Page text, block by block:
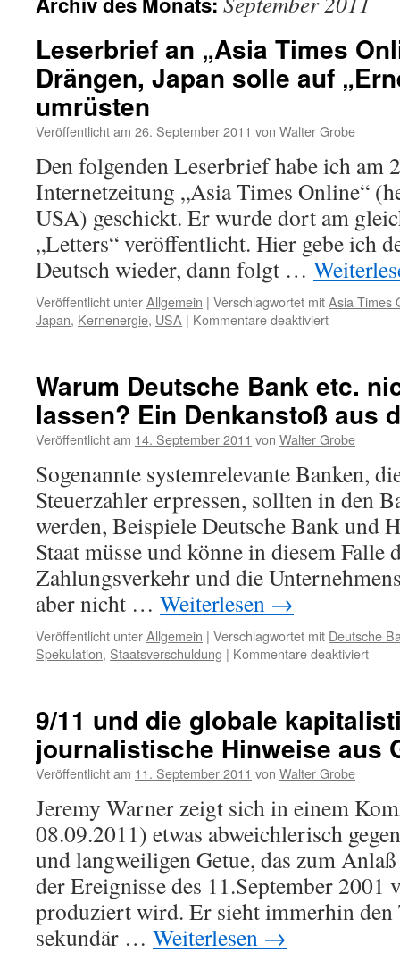
Leserbrief an „Asia Times
Drängen, Japan solle auf
umrüsten
Veröffentlicht am 26. September 2011 von Walter Grobe
Den folgenden Leserbrief habe ich am
Internetzeitung „Asia Times Online“
USA) geschickt. Er wurde dort am
„Letters“ veröffentlicht. Hier gebe ich
Deutsch wieder, dann folgt …
Veröffentlicht unterAllgemein | Verschlagwortet mitAsia Times
Japan, Kernenergie, USA | Kommentare deaktiviertfür
Times
Online“
zum
Drängen,
solle
auf
umrüsten
Warum Deutsche Bank etc.
lassen? Ein Denkanstoß aus
Veröffentlicht am 14. September 2011 von Walter Grobe
Sogenannte systemrelevante Banken,
Steuerzahler erpressen, sollten in den
werden, Beispiele Deutsche Bank und
Staat müsse und könne in diesem Falle
Zahlungsverkehr und die
aber nicht … Weiterlesen →
Veröffentlicht unterAllgemein | Verschlagwortet mit Deutsche
Spekulation, Staatsverschuldung | Kommentare deaktiviertfür
etc.
nicht
pleite
Ein
aus
der
FDP
9/11 und die globale
journalistische Hinweise aus
Veröffentlicht am 11. September 2011 von Walter Grobe
Jeremy Warner zeigt sich in einem
08.09.2011) etwas abweichlerisch
und langweiligen Getue, das zum Anlaß
der Ereignisse des 11.September 2001
produziert wird. Er sieht immerhin den
sekundär … Weiterlesen →